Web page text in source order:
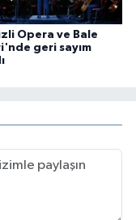
Opera ve Bale
geri sayım